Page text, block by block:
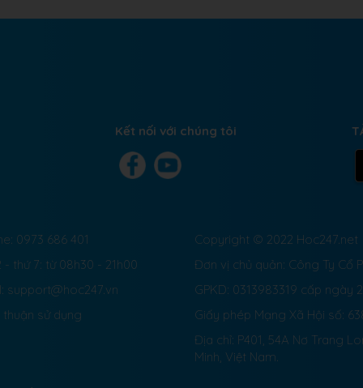
Kết nối với chúng tôi
0973 686 401
- thứ 7: từ 08h30 - 21h00
support@hoc247.vn
thuận sử dụng
Copyright © 2022 Hoc247.net
Đơn vị chủ quản: Công Ty Cổ
GPKD: 0313983319 cấp ngày
Giấy phép Mạng Xã Hội số:
Địa chỉ: P401, 54A Nơ Trang
Minh, Việt Nam.